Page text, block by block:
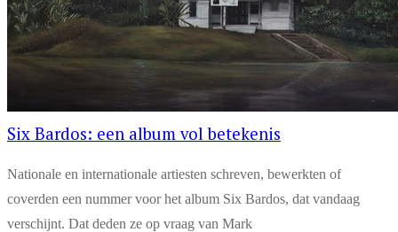
Six Bardos: een album vol betekenis
Nationale en internationale artiesten schreven, bewerkten of
coverden een nummer voor het album Six Bardos, dat vandaag
verschijnt. Dat deden ze op vraag van Mark